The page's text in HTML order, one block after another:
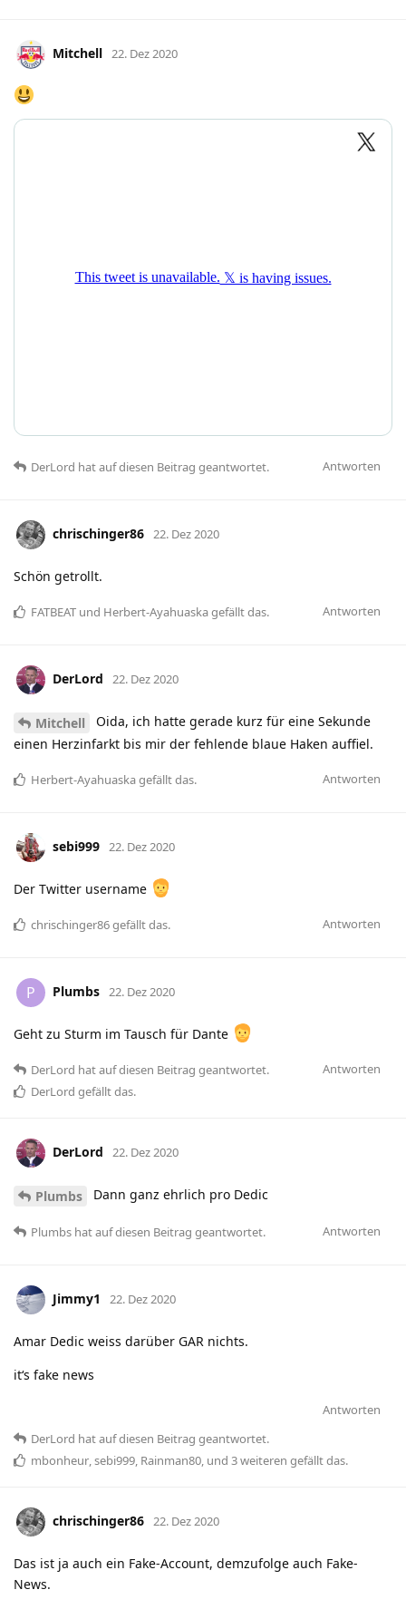
Mitchell 22. Dez 2020
Antworten
DerLord hatauf diesen Beitrag geantwortet.
chrischinger86 22. Dez 2020
Schön getrollt.
Antworten
FATBEAT und Herbert-Ayahuaskagefällt das.
DerLord 22. Dez 2020
Mitchell
Oida, ich hatte gerade kurz für eine Sekunde
einen Herzinfarkt bis mir der fehlende blaue Haken auffiel.
Antworten
Herbert-Ayahuaskagefällt das.
sebi999 22. Dez 2020
Der Twitter username
Antworten
chrischinger86gefällt das.
P Plumbs 22. Dez 2020
Geht zu Sturm im Tausch für Dante
Antworten
DerLord hatauf diesen Beitrag geantwortet.
DerLord gefällt das.
DerLord 22. Dez 2020
Plumbs Dann ganz ehrlich pro Dedic
Antworten
Plumbs hatauf diesen Beitrag geantwortet.
Jimmy1 22. Dez 2020
Amar Dedic weiss darüber GAR nichts.
it‘s fake news
Antworten
DerLord hatauf diesen Beitrag geantwortet.
mbonheur,sebi999, Rainman80, und 3weiteren gefällt das.
chrischinger86 22. Dez 2020
Das ist ja auch ein Fake-Account, demzufolge auch Fake-
News.